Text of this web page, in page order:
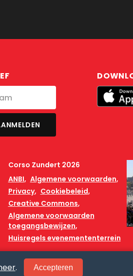
Corso Zundert 2026
ANBI
Algemene voorwaarden
Privacy
Cookiebeleid
Creative Commons
Algemene voorwaarden
toegangsbewijzen
Huisregels evenemententerrein
. Accepteren